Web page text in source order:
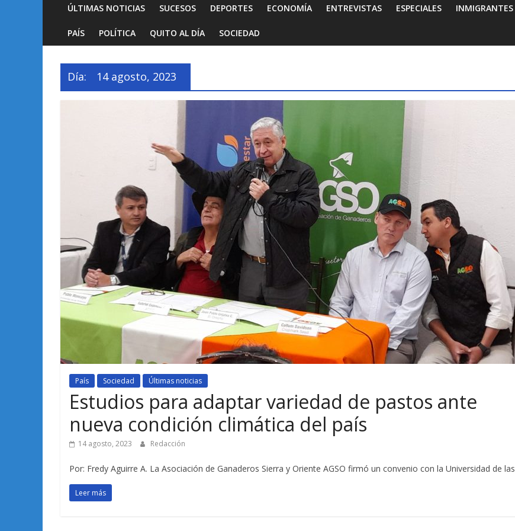
ÚLTIMAS NOTICIAS SUCESOS DEPORTES ECONOMÍA ENTREVISTAS ESPECIALES INMIGRANTES
PAÍS POLÍTICA QUITO AL DÍA SOCIEDAD
Día: 14 agosto, 2023
País Sociedad Últimas noticias
Estudios para adaptar variedad de pastos ante
nueva condición climática del país
14 agosto, 2023 Redacción
Por: Fredy Aguirre A. La Asociación de Ganaderos Sierra y Oriente AGSO firmó un convenio con la Universidad de las
Leer más